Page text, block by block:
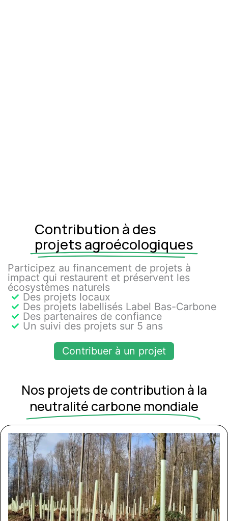
Contribution à des
projets agroécologiques
Participez au financement de projets à
impact qui restaurent et préservent les
écosystèmes naturels
Des projets locaux
Des projets labellisés Label Bas-Carbone
Des partenaires de confiance
Un suivi des projets sur 5 ans
Contribuer à un projet
Nos projets de contribution à la
neutralité carbone mondiale